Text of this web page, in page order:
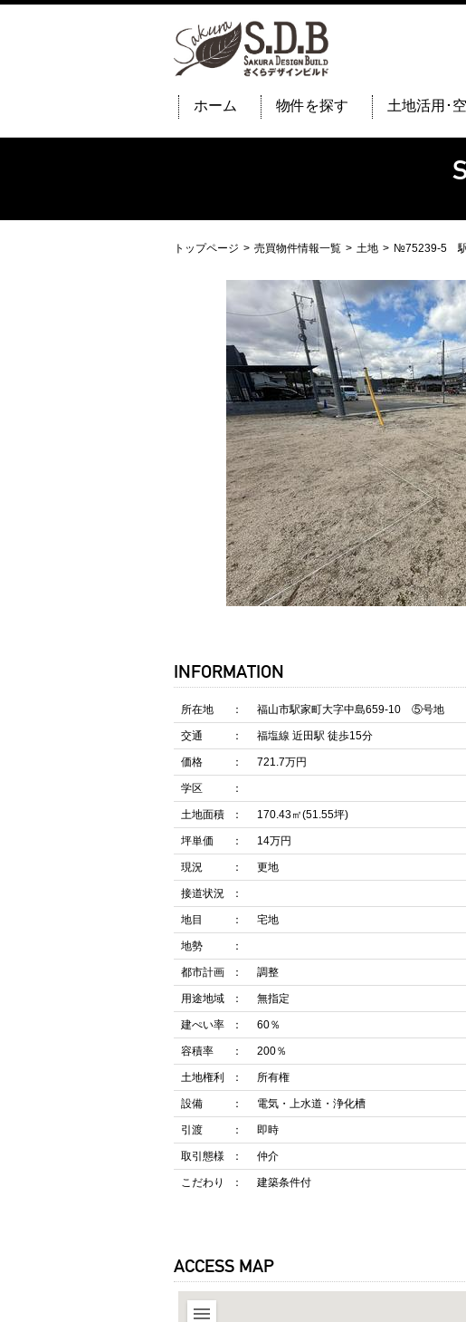
ホーム 物件を探す 土地活用･
トップページ 売買物件情報一覧 土地 №75239-5 駅
INFORMATION
所在地 福山市駅家町大字中島659-10 ⑤号地
交通 福塩線 近田駅 徒歩15分
価格 721.7万円
学区
土地面積 170.43㎡(51.55坪)
坪単価 14万円
現況 更地
接道状況
地目 宅地
地勢
都市計画 調整
用途地域 無指定
建ぺい率 60％
容積率 200％
土地権利 所有権
設備 電気・上水道・浄化槽
引渡 即時
取引態様 仲介
こだわり 建築条件付
ACCESS MAP